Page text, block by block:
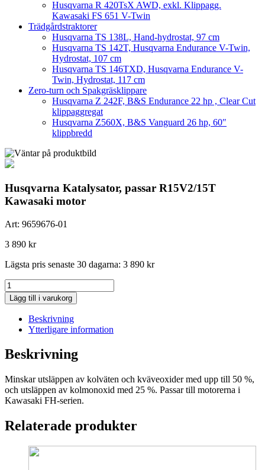
Husqvarna R 420TsX AWD, exkl. Klippagg.
Kawasaki FS 651 V-Twin
Trädgårdstraktorer
Husqvarna TS 138L, Hand-hydrostat, 97 cm
Husqvarna TS 142T, Husqvarna Endurance V-Twin,
Hydrostat, 107 cm
Husqvarna TS 146TXD, Husqvarna Endurance V-
Twin, Hydrostat, 117 cm
Zero-turn och Spakgräsklippare
Husqvarna Z 242F, B&S Endurance 22 hp , Clear Cut
klippaggregat
Husqvarna Z560X, B&S Vanguard 26 hp, 60″
klippbredd
Husqvarna Katalysator, passar R15V2/15T
Kawasaki motor
Art: 9659676-01
3 890 kr
Lägsta pris senaste 30 dagarna: 3 890 kr
Husqvarna
Katalysator,
passar
R15V2/15T
Kawasaki
mängd
Lägg till i varukorg
Beskrivning
Ytterligare information
Beskrivning
Minskar utsläppen av kolväten och kväveoxider med upp till 50 %,
och utsläppen av kolmonoxid med 25 %. Passar till motorerna i
Kawasaki FH-serien.
Relaterade produkter